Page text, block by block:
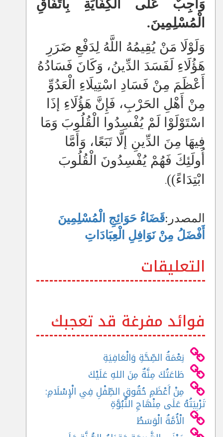
وَاجِبٌ عَلَى الْكِفَايَةِ بِاتِّفَاقِ
الْمُسْلِمِينَ.
وَلَوْلَا مَنْ يُقِيمُهُ اللَّهُ لِدَفْعِ ضَرَرِ
هَؤُلَاءِ لَفَسَدَ الدِّينُ، وَكَانَ فَسَادُهُ
أَعْظَمَ مِنْ فَسَادِ اسْتِيلَاءِ الْعَدُوِّ
مِنْ أَهْلِ الحَرْبِ، فَإِنَّ هَؤُلَاءِ إذَا
اسْتَوْلَوْا لَمْ يُفْسِدُوا الْقُلُوبَ وَمَا
فِيهَا مِنَ الدِّينِ إلَّا تَبَعًا، وَأَمَّا
أُولَئِكَ فَهُمْ يُفْسِدُونَ الْقُلُوبَ
ابْتِدَاءً)).
المصدر:قَضَاءُ حَوَائِجِ الْمُسْلِمِينَ
أَفْضَلُ مِنْ نَوَافِلِ الْعِبَادَاتِ
التعليقات
فوائد مفرغة قد تعجبك
نِعْمَةُ الصِّحَّةِ وَالْعَافِيَةِ
طَاعَتُكَ مِنَّةٌ مِنَ اللهِ عَلَيْكَ
مِنْ أَعْظَمِ حُقُوقِ الطِّفْلِ فِي الْإِسْلَامِ:
تَرْبِيَتُهُ عَلَى مِنْهَاجِ النُّبُوَّةِ
الْأُمَّةُ الْوَسَطُ